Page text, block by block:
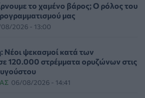
χρόνια τη μάχη της με σπάνιο
2026 - 16:41
το χαμένο βάρος; Ο ρόλος του
μας
2026 - 13:00
Νέοι ψεκασμοί κατά των
120.000 στρέμματα ορυζώνων στις
06/08/2026 - 14:41